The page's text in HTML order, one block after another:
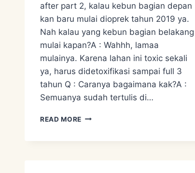
after part 2, kalau kebun bagian depan
kan baru mulai dioprek tahun 2019 ya.
Nah kalau yang kebun bagian belakang
mulai kapan?A : Wahhh, lamaa
mulainya. Karena lahan ini toxic sekali
ya, harus didetoxifikasi sampai full 3
tahun Q : Caranya bagaimana kak?A :
Semuanya sudah tertulis di…
READ MORE OUR